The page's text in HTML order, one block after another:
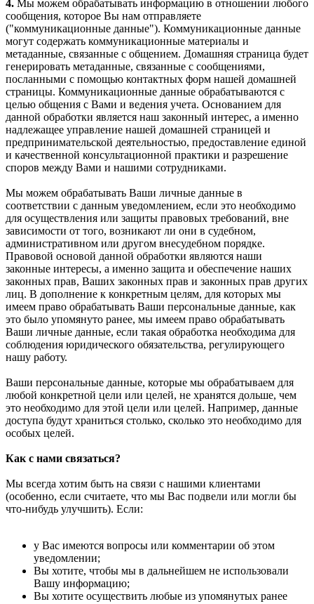
4. Мы можем обрабатывать информацию в отношении любого
сообщения, которое Вы нам отправляете
("коммуникационные данные"). Коммуникационные данные
могут содержать коммуникационные материалы и
метаданные, связанные с общением. Домашняя страница будет
генерировать метаданные, связанные с сообщениями,
посланными с помощью контактных форм нашей домашней
страницы. Коммуникационные данные обрабатываются с
целью общения с Вами и ведения учета. Основанием для
данной обработки является наш законный интерес, а именно
надлежащее управление нашей домашней страницей и
предпринимательской деятельностью, предоставление единой
и качественной консультационной практики и разрешение
споров между Вами и нашими сотрудниками.
Мы можем обрабатывать Ваши личные данные в
соответствии с данным уведомлением, если это необходимо
для осуществления или защиты правовых требований, вне
зависимости от того, возникают ли они в судебном,
административном или другом внесудебном порядке.
Правовой основой данной обработки являются наши
законные интересы, а именно защита и обеспечение наших
законных прав, Ваших законных прав и законных прав других
лиц. В дополнение к конкретным целям, для которых мы
имеем право обрабатывать Ваши персональные данные, как
это было упомянуто ранее, мы имеем право обрабатывать
Ваши личные данные, если такая обработка необходима для
соблюдения юридического обязательства, регулирующего
нашу работу.
Ваши персональные данные, которые мы обрабатываем для
любой конкретной цели или целей, не хранятся дольше, чем
это необходимо для этой цели или целей. Например, данные
доступа будут храниться столько, сколько это необходимо для
особых целей.
Как с нами связаться?
Мы всегда хотим быть на связи с нашими клиентами
(особенно, если считаете, что мы Вас подвели или могли бы
что-нибудь улучшить). Если:
у Вас имеются вопросы или комментарии об этом
уведомлении;
Вы хотите, чтобы мы в дальнейшем не использовали
Вашу информацию;
Вы хотите осуществить любые из упомянутых ранее